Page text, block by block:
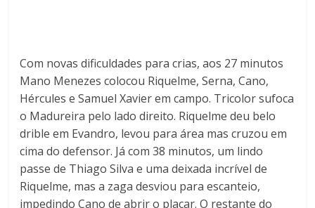
Com novas dificuldades para crias, aos 27 minutos
Mano Menezes colocou Riquelme, Serna, Cano,
Hércules e Samuel Xavier em campo. Tricolor sufoca
o Madureira pelo lado direito. Riquelme deu belo
drible em Evandro, levou para área mas cruzou em
cima do defensor. Já com 38 minutos, um lindo
passe de Thiago Silva e uma deixada incrível de
Riquelme, mas a zaga desviou para escanteio,
impedindo Cano de abrir o placar. O restante do